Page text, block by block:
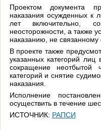
Проектом документа
наказания осужденных к
лет включительно,
неосторожности, а также
наказанию, не
В проекте также
указанных категорий лиц
сокращение неотбытой
категорий и снятие
наказания.
Исполнение
осуществить в течение
ИСТОЧНИК: РАПСИ